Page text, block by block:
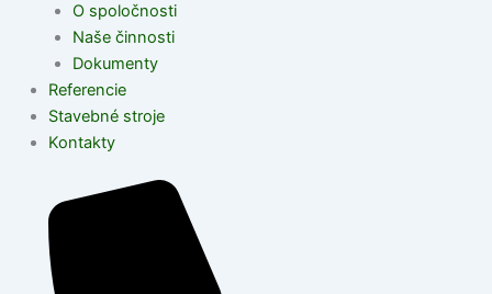
O spoločnosti
Naše činnosti
Dokumenty
Referencie
Stavebné stroje
Kontakty